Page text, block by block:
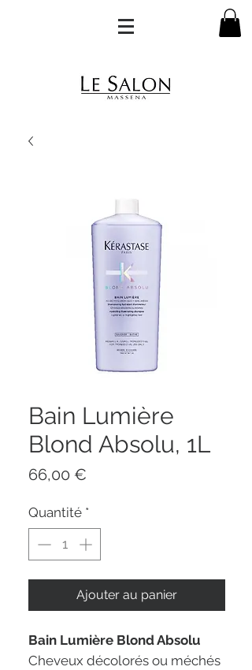
Bain Lumière
Blond Absolu, 1L
66,00 €
Quantité *
Ajouter au panier
Bain Lumière Blond Absolu
Cheveux décolorés ou méchés